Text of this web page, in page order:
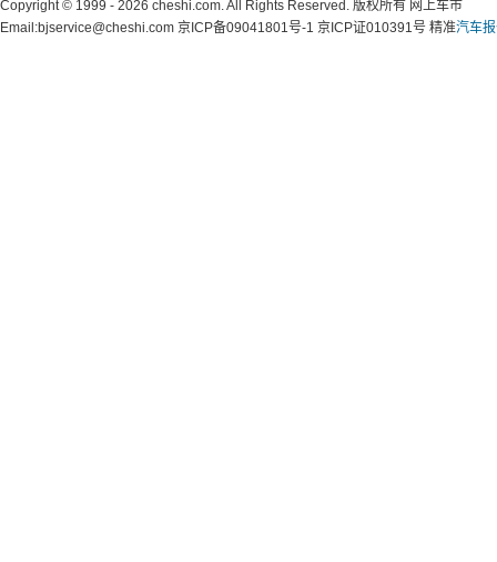
Copyright © 1999 - 2026 cheshi.com. All Rights Reserved. 版权所有 网上车市
Email:bjservice@cheshi.com 京ICP备09041801号-1 京ICP证010391号 精准汽车